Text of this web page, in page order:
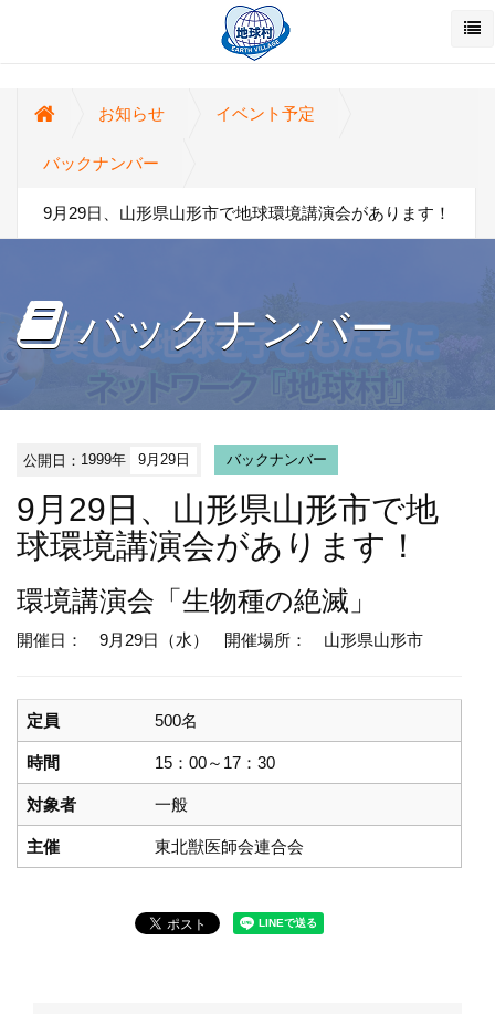
お知らせ イベント予定
バックナンバー
9月29日、山形県山形市で地球環境講演会があります！
バックナンバー
公開日： 1999年 9月29日 バックナンバー
9月29日、山形県山形市で地
球環境講演会があります！
環境講演会 「生物種の絶滅」
開催日： 9月29日（水） 開催場所： 山形県山形市
定員 500名
時間 15：00～17：30
対象者 一般
主催 東北獣医師会連合会